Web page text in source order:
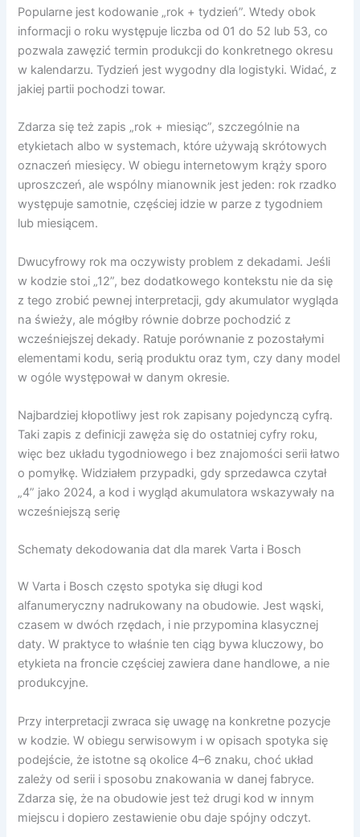
Popularne jest kodowanie „rok + tydzień”. Wtedy obok
informacji o roku występuje liczba od 01 do 52 lub 53, co
pozwala zawęzić termin produkcji do konkretnego okresu
w kalendarzu. Tydzień jest wygodny dla logistyki. Widać, z
jakiej partii pochodzi towar.
Zdarza się też zapis „rok + miesiąc”, szczególnie na
etykietach albo w systemach, które używają skrótowych
oznaczeń miesięcy. W obiegu internetowym krąży sporo
uproszczeń, ale wspólny mianownik jest jeden: rok rzadko
występuje samotnie, częściej idzie w parze z tygodniem
lub miesiącem.
Dwucyfrowy rok ma oczywisty problem z dekadami. Jeśli
w kodzie stoi „12”, bez dodatkowego kontekstu nie da się
z tego zrobić pewnej interpretacji, gdy akumulator wygląda
na świeży, ale mógłby równie dobrze pochodzić z
wcześniejszej dekady. Ratuje porównanie z pozostałymi
elementami kodu, serią produktu oraz tym, czy dany model
w ogóle występował w danym okresie.
Najbardziej kłopotliwy jest rok zapisany pojedynczą cyfrą.
Taki zapis z definicji zawęża się do ostatniej cyfry roku,
więc bez układu tygodniowego i bez znajomości serii łatwo
o pomyłkę. Widziałem przypadki, gdy sprzedawca czytał
„4” jako 2024, a kod i wygląd akumulatora wskazywały na
wcześniejszą serię
Schematy dekodowania dat dla marek Varta i Bosch
W Varta i Bosch często spotyka się długi kod
alfanumeryczny nadrukowany na obudowie. Jest wąski,
czasem w dwóch rzędach, i nie przypomina klasycznej
daty. W praktyce to właśnie ten ciąg bywa kluczowy, bo
etykieta na froncie częściej zawiera dane handlowe, a nie
produkcyjne.
Przy interpretacji zwraca się uwagę na konkretne pozycje
w kodzie. W obiegu serwisowym i w opisach spotyka się
podejście, że istotne są okolice 4–6 znaku, choć układ
zależy od serii i sposobu znakowania w danej fabryce.
Zdarza się, że na obudowie jest też drugi kod w innym
miejscu i dopiero zestawienie obu daje spójny odczyt.